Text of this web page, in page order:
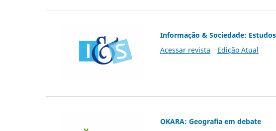
Informação & Sociedade: Estudos
Acessar revista
Edição Atual
OKARA: Geografia em debate